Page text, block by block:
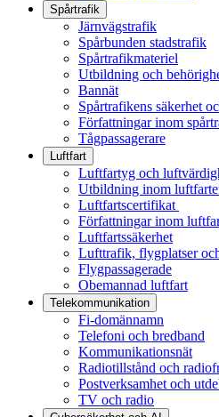
Spårtrafik
Järnvägstrafik
Spårbunden stadstrafik
Spårtrafikmateriel
Utbildning och
Bannät
Spårtrafikens säkerhet
Författningar inom
Tågpassagerare
Luftfart
Luftfartyg och
Utbildning inom
Luftfartscertifikat
Författningar inom
Luftfartssäkerhet
Lufttrafik, flygplatser
Flygpassagerade
Obemannad luftfart
Telekommunikation
Fi-domännamn
Telefoni och bredband
Kommunikationsnät
Radiotillstånd och
Postverksamhet och
TV och radio